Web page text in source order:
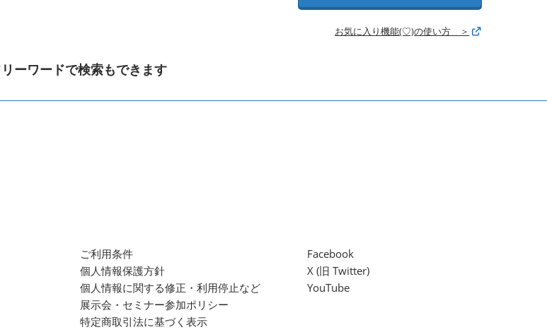
お気に入り機能(♡)の使い方 ＞
ーワードで検索もできます
ご利用条件
個人情報保護方針
個人情報に関する修正・利用停止など
展示会・セミナー参加ポリシー
特定商取引法に基づく表示
Facebook
X (旧 Twitter)
YouTube